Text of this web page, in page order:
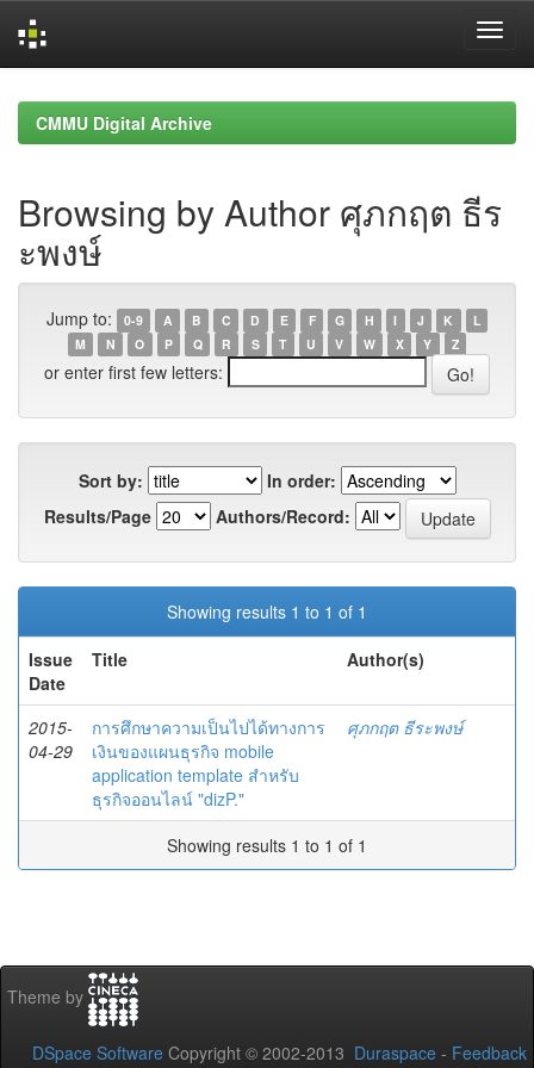
navigationCMMU Digital Archive
Browsing by Author ศุภกฤต ธีร
ะพงษ์
Jump to: 0-9 A B C D E F G H I J K
L
M
N O P Q R S T U V W X Y Z
or enter first few letters:
Sort by:
In order:
Results/Page
Authors/Record:
Showing results 1 to 1 of 1
Issue
Date
Title Author(s)
2015-
04-29
การศึกษาความเป็นไปได้ทางการ
เงินของแผนธุรกิจ mobile
application template สำหรับ
ธุรกิจออนไลน์ "dizP."
ศุภกฤต ธีระพงษ์
Showing results 1 to 1 of 1
Theme by
DSpace Software Copyright © 2002-2013 Duraspace - Feedback